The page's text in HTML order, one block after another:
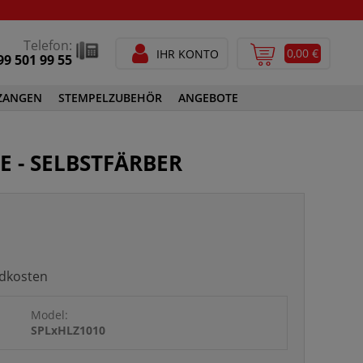
Telefon:
501 99 55
IHR KONTO 0,00 €
STEMPELZUBEHÖR
SPEZIALSTEMPELFARBEN
ANGEBOTE
- SELBSTFÄRBER
Model:
SPLxHLZ1010